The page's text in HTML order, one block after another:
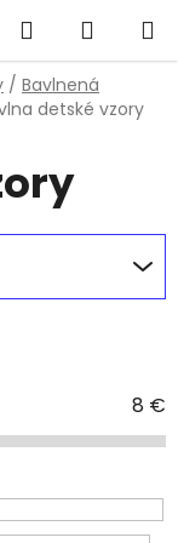
Hľadať
KOŠÍK
/ Bavlnená
detské vzory
8 €